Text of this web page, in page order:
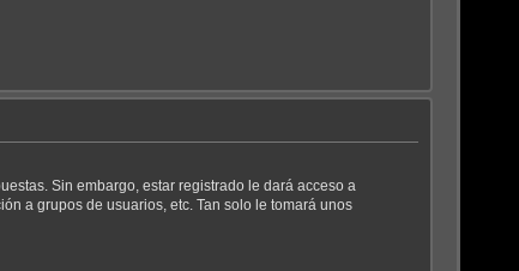
Sin embargo, estar registrado le dará acceso a
a grupos de usuarios, etc. Tan solo le tomará unos